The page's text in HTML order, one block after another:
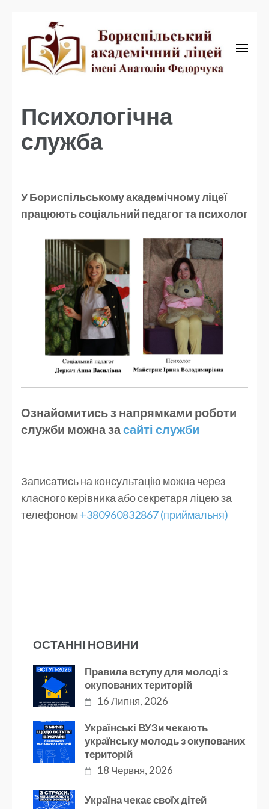
академічний ліцей
Психологічна
служба
У Бориспільському академічному ліцеї
працюють соціальний педагог та психолог
Ознайомитись з напрямками роботи
служби можна засайті служби
Записатись на консультацію можна через
класного керівника або секретаря ліцею за
телефоном +380960832867 (приймальня)
ОСТАННІ НОВИНИ
Правила вступу для молоді з
окупованих територій
16 Липня, 2026
Українські ВУЗи чекають
українську молодь з окупованих
територій
18 Червня, 2026
Україна чекає своїх дітей